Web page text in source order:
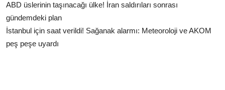
ABD üslerinin taşınacağı ülke! İran saldırıları sonrası
gündemdeki plan
İstanbul için saat verildi! Sağanak alarmı: Meteoroloji ve AKOM
peş peşe uyardı